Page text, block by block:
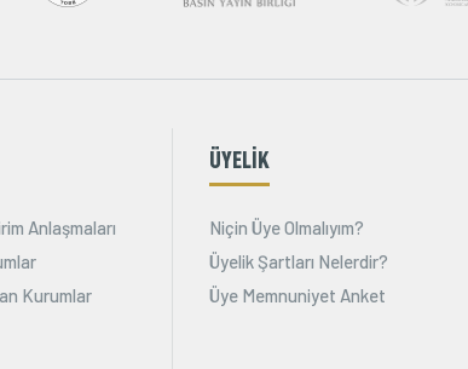
Anlaşmaları
Kurumlar
ÜYELİK
Niçin Üye Olmalıyım?
Üyelik Şartları Nelerdir?
Üye Memnuniyet Anket